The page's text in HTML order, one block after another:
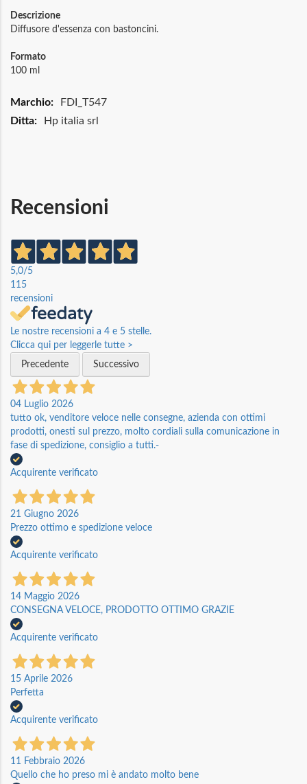
Descrizione
Diffusore d'essenza con bastoncini.
Formato
100 ml
Maggiori
FDI_T547
Hp italia srl
Recensioni
5,0/5
115
recensioni
Le nostre recensioni a 4 e 5 stelle.
Clicca qui per leggerle tutte >
Precedente
Successivo
04 Luglio 2026
tutto ok, venditore veloce nelle consegne, azienda con ottimi
prodotti, onesti sul prezzo, molto cordiali sulla comunicazione in
fase di spedizione, consiglio a tutti.-
Acquirente verificato
21 Giugno 2026
Prezzo ottimo e spedizione veloce
Acquirente verificato
14 Maggio 2026
CONSEGNA VELOCE, PRODOTTO OTTIMO GRAZIE
Acquirente verificato
15 Aprile 2026
Perfetta
Acquirente verificato
11 Febbraio 2026
Quello che ho preso mi è andato molto bene